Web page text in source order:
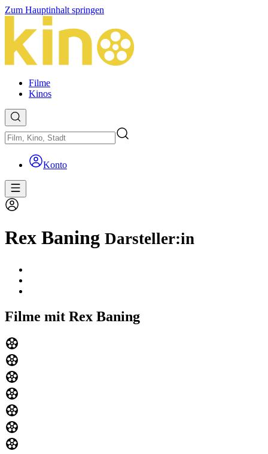
Zum Hauptinhalt springen
Filme
Kinos
Konto
Rex Baning Darsteller:in
Filme mit Rex Baning